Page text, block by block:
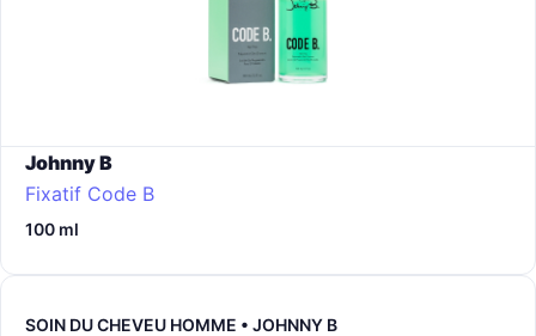
Johnny B
Fixatif Code B
100 ml
SOIN DU CHEVEU HOMME • JOHNNY B